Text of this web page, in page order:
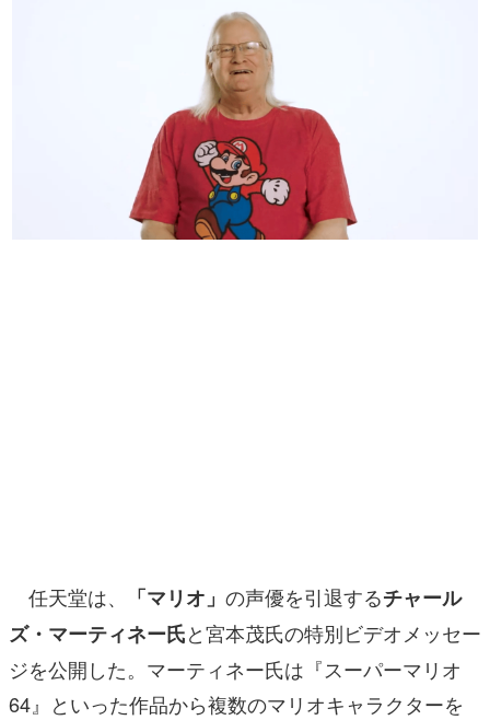
日本モバイルゲーム産業史
日本のモバイルゲーム史における主要なトピック・タイト
ルを網羅するほか、開発者へのインタビューや識者による
解説を掲載。約20年の歴史が一望できる決定版！
若ゲのいたり〜ゲームクリエイターの青春〜
『うつヌケ』『ペンと箸』等で知られるマンガ家・田中圭
一先生によるゲーム業界レポートマンガです。
なんでゲームは面白い？
ゲーム開発者・hamatsu氏がゲームの魅力を画面や操作の
その他
電ファミニコゲーマーとは？
任天堂は、 「マリオ」 の声優を引退するチャール
ズ・マーティネー氏と宮本茂氏の特別ビデオメッセー
ジを公開した。マーティネー氏は『スーパーマリオ
64』といった作品から複数のマリオキャラクターを